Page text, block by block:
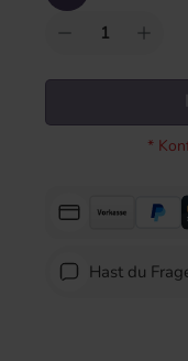
*
Hast du